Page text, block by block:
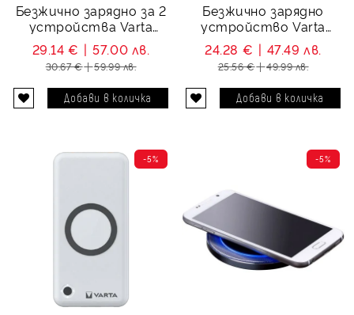
Безжично зарядно за 2
устройства Varta
Wireless Charger Multi
20W + USB Type C
29.14 € 57.00 лв.
30.67 € 59.99 лв.
Безжично зарядно
устройство Varta
Wireless Charger Pro
15W + USB Type C
24.28 € 47.49 лв.
25.56 € 49.99 лв.
-5% -5%